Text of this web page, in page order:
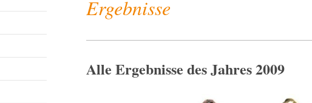
Ergebnisse
Alle Ergebnisse des Jahres 2009